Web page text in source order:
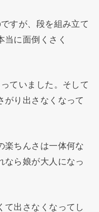
すが、段を組み立て
当に面倒くさく
ていました。そして
がり出さなくなって
楽ちんさは一体何な
なら娘が大人になっ
て出さなくなってし